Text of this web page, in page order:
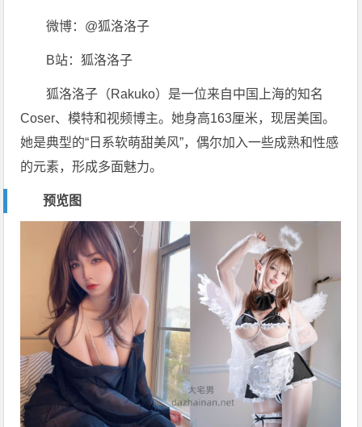
微博：@狐洛洛子
B站：狐洛洛子
狐洛洛子（Rakuko）是一位来自中国上海的知名
Coser、模特和视频博主。她身高163厘米，现居美国。
她是典型的“日系软萌甜美风”，偶尔加入一些成熟和性感
的元素，形成多面魅力。
预览图